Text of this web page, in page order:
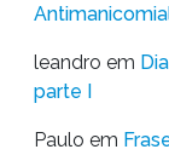
leandro em
parte I
Paulo em